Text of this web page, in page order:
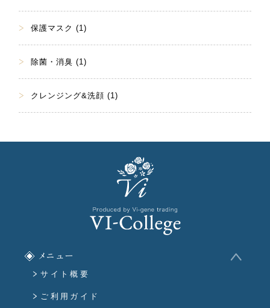
保護マスク (1)
除菌・消臭 (1)
クレンジング&洗顔 (1)
メニュー
サイト概要
ご利用ガイド